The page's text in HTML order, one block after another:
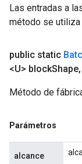
Las entradas a
método se utiliza
public static
<U> blockShape,
Método de
Parámetros
alcance